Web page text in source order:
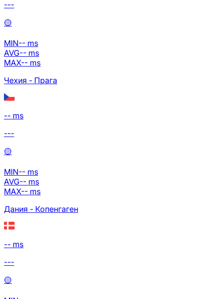
---
🟡
MIN-- ms
AVG-- ms
MAX-- ms
Чехия - Прага
-- ms
---
🟡
MIN-- ms
AVG-- ms
MAX-- ms
Дания - Копенгаген
-- ms
---
🟡